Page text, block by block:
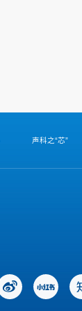
声科之“芯”